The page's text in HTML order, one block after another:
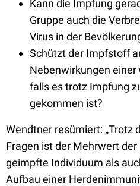
Kann die Impfung
Gruppe auch die
Virus in der
Schützt der Impfstoff
Nebenwirkungen einer
falls es trotz Impfung
gekommen ist?
Wendtner resümiert: „Trotz
Fragen ist der Mehrwert
geimpfte Individuum als
Aufbau einer